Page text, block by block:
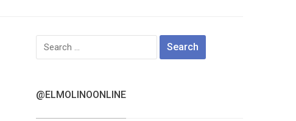
Search
for:
@ELMOLINOONLINE